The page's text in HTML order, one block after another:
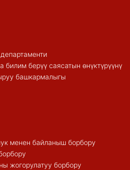
берүү саясатын өнүктүрүүнү
башкармалыгы
менен байланыш борбору
жогорулатуу борбору